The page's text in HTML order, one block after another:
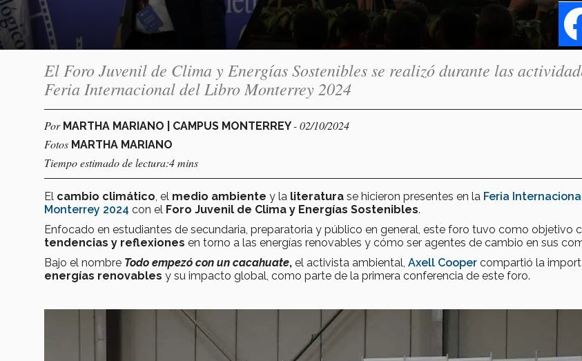
El Foro Juvenil de Clima y Energías Sostenibles se realizó durante las
Feria Internacional del Libro Monterrey 2024
Por MARTHA MARIANO | CAMPUS MONTERREY- 02/10/2024
Fotos MARTHA MARIANO
Tiempo estimado de lectura:4 mins
El cambio climático, el medio ambiente y la literatura se hicieron presentes en la Feria
Monterrey 2024 con el Foro Juvenil de Clima y Energías Sostenibles.
Enfocado en estudiantes de secundaria, preparatoria y público en general, este foro tuvo como objetivo
tendencias y reflexiones en torno a las energías renovables y cómo ser agentes de cambio en sus
Bajo el nombre Todo empezó con un cacahuate, el activista ambiental, Axell Cooper compartió la
energías renovables y su impacto global, como parte de la primera conferencia de este foro.